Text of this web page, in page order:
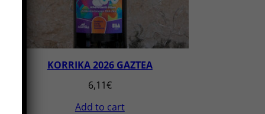
KORRIKA 2026 GAZTEA
6,11€
Add to cart